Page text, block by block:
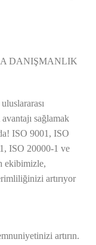
DANIŞMANLIK
sağlamak
ISO 9001, ISO
ISO 20000-1 ve
ekibimizle,
artırıyor
artırın.